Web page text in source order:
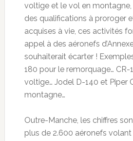
voltige et le vol en
des qualifications à proroger
acquises à vie, ces activités
appel à des aéronefs
souhaiterait écarter !
180 pour le remorquage… CR-
voltige… Jodel D-140 et Piper
montagne…
Outre-Manche, les chiffres
plus de 2.600 aéronefs